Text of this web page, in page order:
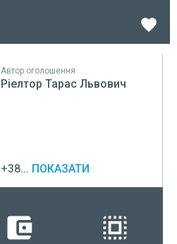
Автор оголошення
Ріелтор Тарас Львович
+38... ПОКАЗАТИ